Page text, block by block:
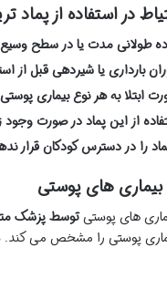
در استفاده از پماد
طولانی مدت یا در سطح
بارداری یا شیردهی قبل از
ابتلا به هر نوع بیماری
از این پماد در صورت
را در دسترس کودکان قرار
های پوستی
های پوستیتوسط پزشک
پوستی را مشخص می